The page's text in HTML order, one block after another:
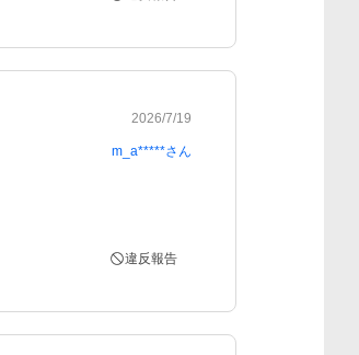
2026/7/19
m_a*****さん
違反報告